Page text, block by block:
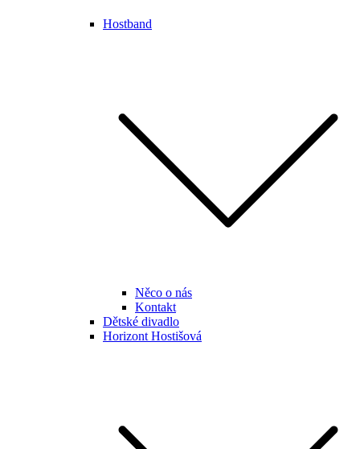
Hostband
Něco o nás
Kontakt
Dětské divadlo
Horizont Hostišová